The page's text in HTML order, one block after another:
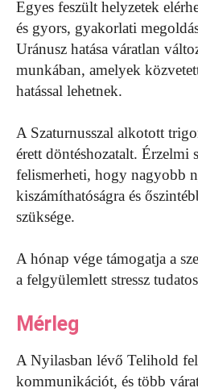
Egyes feszült helyzetek
és gyors, gyakorlati
Uránusz hatása váratlan
munkában, amelyek
hatással lehetnek.
A Szaturnusszal alkotott
érett döntéshozatalt. Érzelmi
felismerheti, hogy nagyobb
kiszámíthatóságra és
szüksége.
A hónap vége támogatja a
a felgyülemlett stressz
Mérleg
A Nyilasban lévő Telihold
kommunikációt, és több